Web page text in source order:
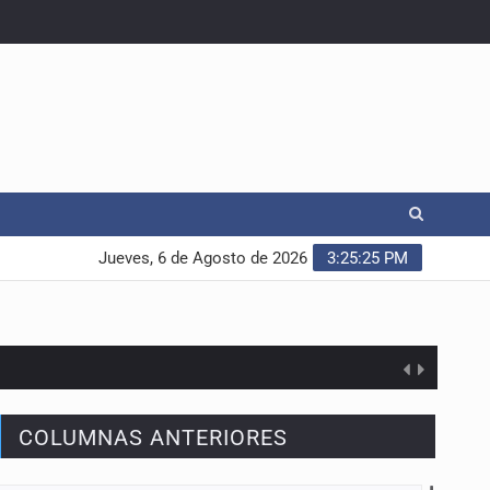
3:25:26 PM
Jueves, 6 de Agosto de 2026
COLUMNAS ANTERIORES